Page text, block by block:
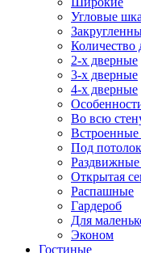
Угловые
Количество
2-х дверные
3-х дверные
4-х дверные
Во всю
Под потолок
Открытая
Распашные
Гардероб
Для
Эконом
Гостиные